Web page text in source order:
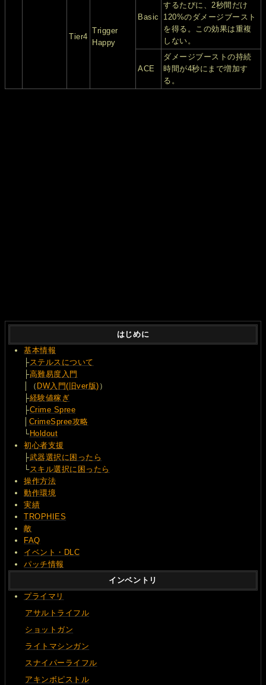
Tier4
Trigger
Happy
Basic
するたびに、2秒間だけ
120%のダメージブースト
を得る。この効果は重複
しない。
ACE
ダメージブーストの持続
時間が4秒にまで増加す
る。
はじめに
基本情報
├ステルスについて
├高難易度入門
│（ DW入門(旧ver版) ）
├経験値稼ぎ
├Crime Spree
CrimeSpree攻略
└Holdout
初心者支援
├武器選択に困ったら
└スキル選択に困ったら
操作方法
動作環境
実績
TROPHIES
敵
FAQ
イベント・DLC
パッチ情報
インベントリ
プライマリ
アサルトライフル
ショットガン
ライトマシンガン
スナイパーライフル
アキンボピストル